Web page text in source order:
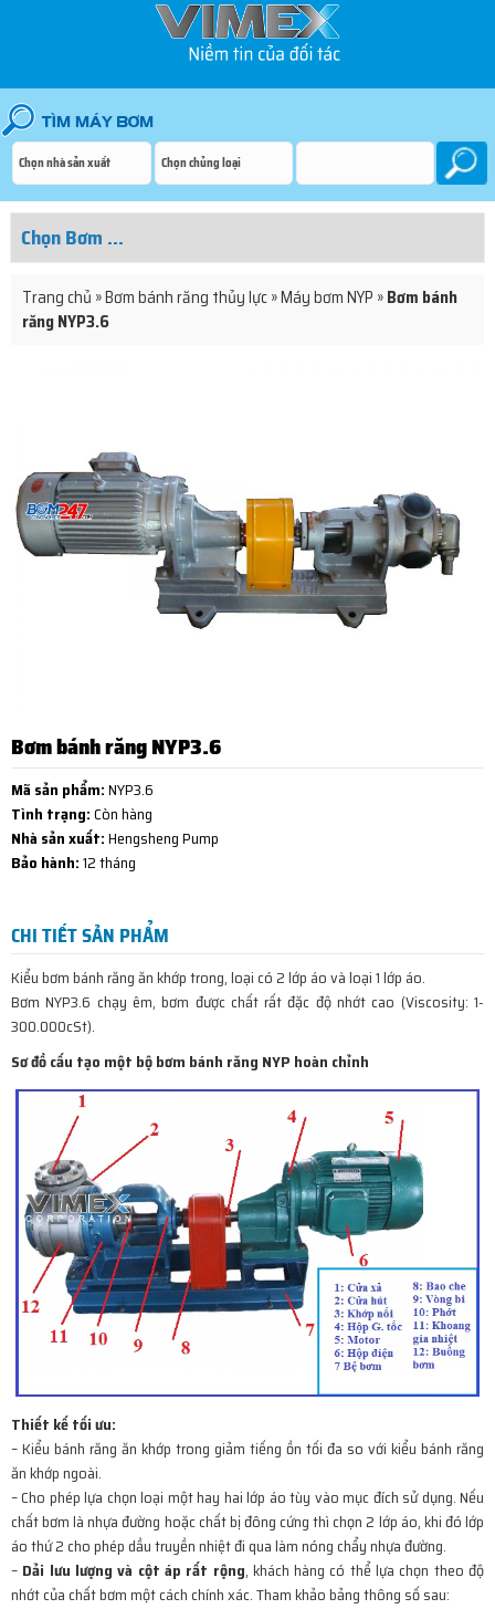
Trang chủ »Bơm bánh răng thủy lực»Máy bơm NYP »Bơm bánh
răng NYP3.6
Bơm bánh răng NYP3.6
Mã sản phẩm:NYP3.6
Tình trạng:Còn hàng
Nhà sản xuất:Hengsheng Pump
Bảo hành:12 tháng
CHI TIẾT SẢN PHẨM
Kiểu bơm bánh răng ăn khớp trong, loại có 2 lớp áo và loại 1 lớp áo.
Bơm NYP3.6 chạy êm, bơm được chất rất đặc độ nhớt cao (Viscosity: 1-
300.000cSt).
Sơ đồ cấu tạo một bộ bơm bánh răng NYP hoàn chỉnh
Thiết kế tối ưu:
– Kiểu bánh răng ăn khớp trong giảm tiếng ồn tối đa so với kiểu bánh răng
ăn khớp ngoài.
– Cho phép lựa chọn loại một hay hai lớp áo tùy vào mục đích sử dụng. Nếu
chất bơm là nhựa đường hoặc chất bị đông cứng thì chọn 2 lớp áo, khi đó lớp
áo thứ 2 cho phép dầu truyền nhiệt đi qua làm nóng chẩy nhựa đường.
– Dải lưu lượng và cột áp rất rộng, khách hàng có thể lựa chọn theo độ
nhớt của chất bơm một cách chính xác. Tham khảo bảng thông số sau: